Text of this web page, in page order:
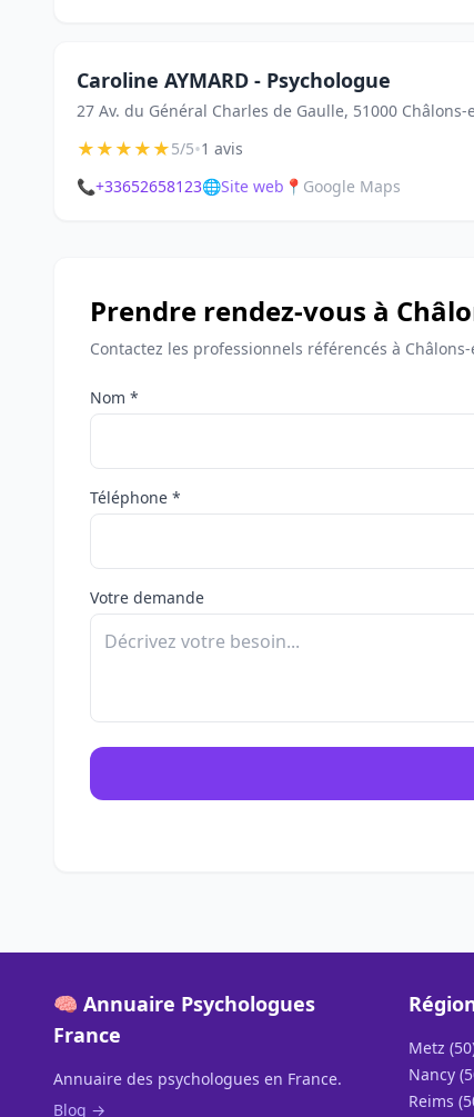
Caroline AYMARD - Psychologue
27 Av. du Général Charles de Gaulle, 51000
★★★★★5/5•1 avis
📞+33652658123🌐Site web 📍 Google Maps
Prendre rendez-vous à
Contactez les professionnels référencés à
Nom *
Téléphone *
Votre demande
🧠 Annuaire Psychologues
France
Annuaire des psychologues en France.
Blog →
Metz
Nancy
Reims